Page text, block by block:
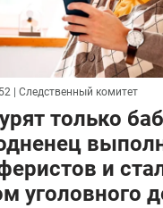
| Следственный комитет
только
и
уголовного